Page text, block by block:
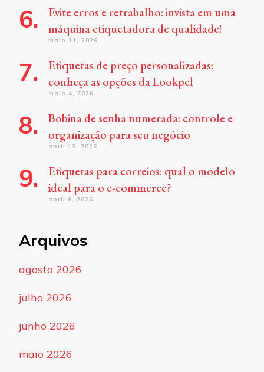
Evite erros e retrabalho: invista em uma
máquina etiquetadora de qualidade!
maio 11, 2026
Etiquetas de preço personalizadas:
conheça as opções da Lookpel
maio 4, 2026
Bobina de senha numerada: controle e
organização para seu negócio
abril 13, 2026
Etiquetas para correios: qual o modelo
ideal para o e-commerce?
abril 8, 2026
Arquivos
agosto 2026
julho 2026
junho 2026
maio 2026